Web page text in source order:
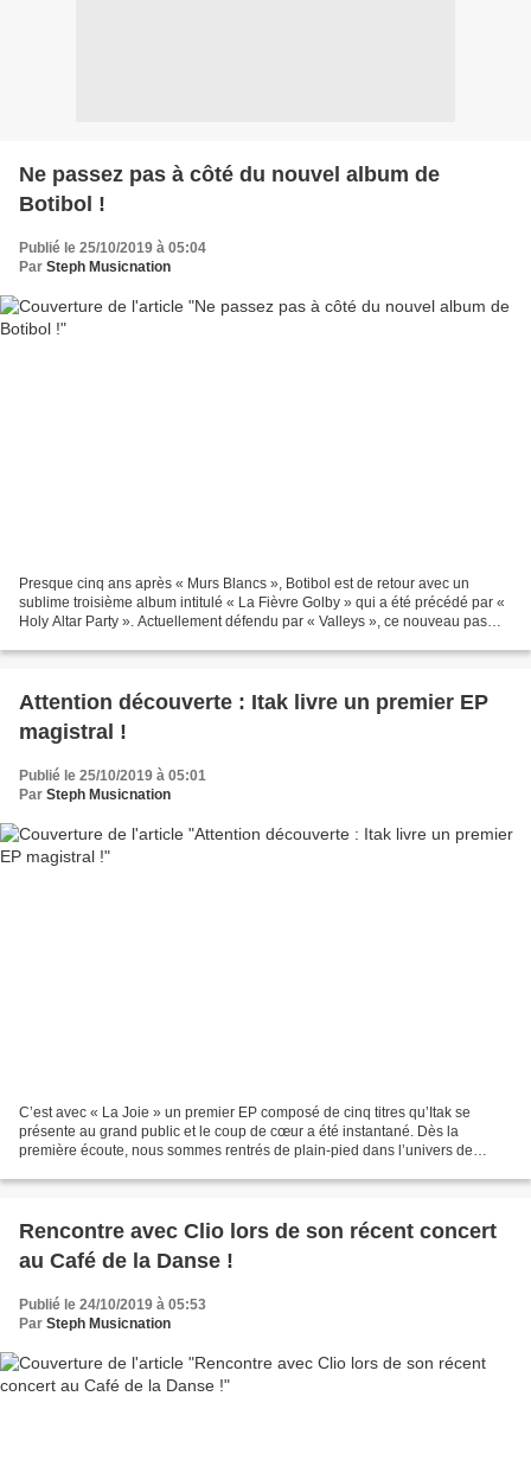
Ne passez pas à côté du nouvel album de
Botibol !
Publié le 25/10/2019 à 05:04
Par Steph Musicnation
Presque cinq ans après « Murs Blancs », Botibol est de retour avec un
sublime troisième album intitulé « La Fièvre Golby » qui a été précédé par «
Holy Altar Party ». Actuellement défendu par « Valleys », ce nouveau pas
Attention découverte : Itak livre un premier EP
magistral !
Publié le 25/10/2019 à 05:01
Par Steph Musicnation
C’est avec « La Joie » un premier EP composé de cinq titres qu’Itak se
présente au grand public et le coup de cœur a été instantané. Dès la
première écoute, nous sommes rentrés de plain-pied dans l’univers de
Rencontre avec Clio lors de son récent concert
au Café de la Danse !
Publié le 24/10/2019 à 05:53
Par Steph Musicnation